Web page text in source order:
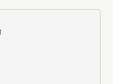
सा.सु.भत्ता प्राप्त गर्ने लाभग्राहिको विवरण